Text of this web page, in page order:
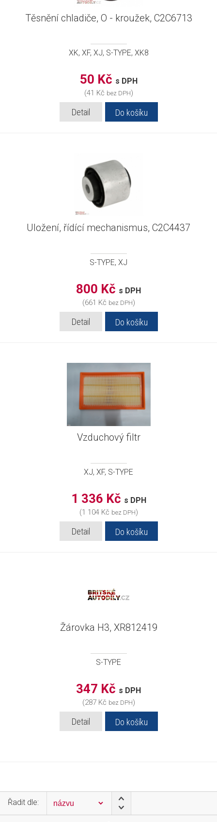
Těsnění chladiče, O - kroužek, C2C6713
XK, XF, XJ, S-TYPE, XK8
50 Kč s DPH
(41 Kč bez DPH)
Detail Do košíku
Uložení, řídící mechanismus, C2C4437
S-TYPE, XJ
800 Kč s DPH
(661 Kč bez DPH)
Detail Do košíku
Vzduchový filtr
XJ, XF, S-TYPE
1 336 Kč s DPH
(1 104 Kč bez DPH)
Detail Do košíku
Žárovka H3, XR812419
S-TYPE
347 Kč s DPH
(287 Kč bez DPH)
Detail Do košíku
Řadit dle: